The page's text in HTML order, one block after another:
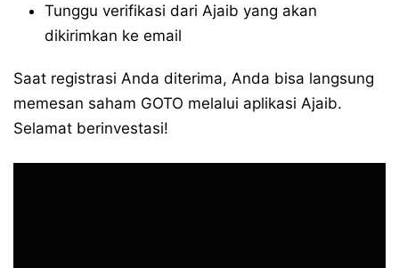
Tunggu verifikasi dari Ajaib yang akan
dikirimkan ke email
Saat registrasi Anda diterima, Anda bisa langsung
memesan saham GOTO melalui aplikasi Ajaib.
Selamat berinvestasi!